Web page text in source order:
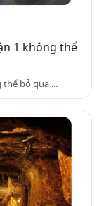
1 không thể
bỏ qua ...